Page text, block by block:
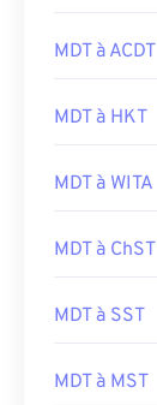
MDT à ACDT
MDT à HKT
MDT à WITA
MDT à ChST
MDT à SST
MDT à MST